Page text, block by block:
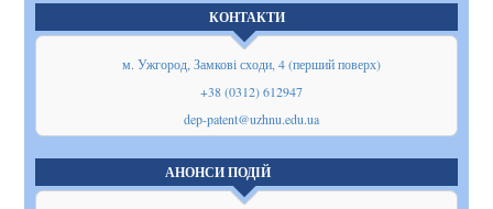
КОНТАКТИ
м. Ужгород, Замкові сходи, 4 (перший поверх)
+38 (0312) 612947
dep-patent@uzhnu.edu.ua
АНОНСИ ПОДІЙ